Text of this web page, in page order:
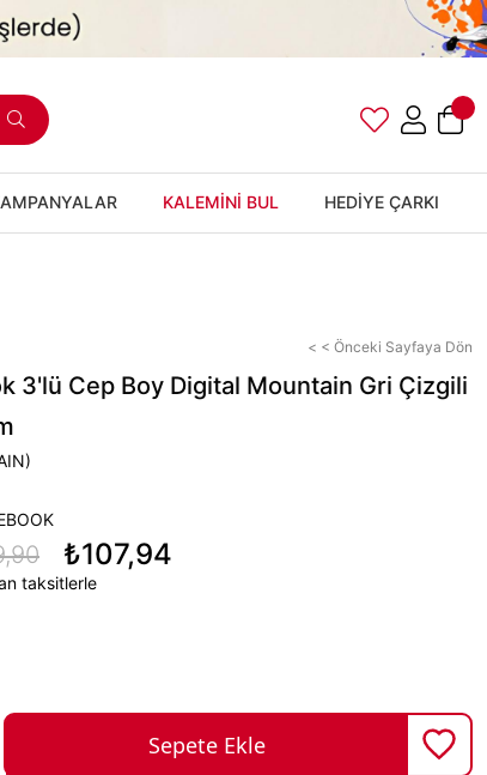
KALEMİNİ BUL HEDİYE ÇARKI
< < Önceki Sayfaya Dön
3'lü Cep Boy Digital Mountain Gri Çizgili
₺107,94
taksitlerle